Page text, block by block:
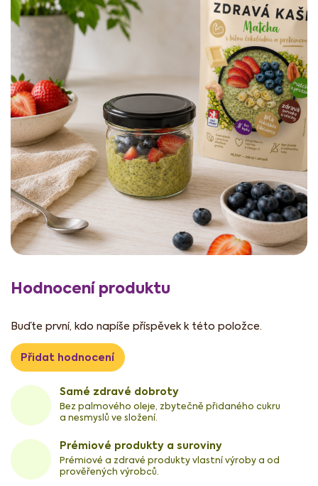
Samé zdravé dobroty
Bez palmového oleje, zbytečně přidaného cukru
a nesmyslů ve složení.
Prémiové produkty a suroviny
Prémiové a zdravé produkty vlastní výroby a od
prověřených výrobců.
Hodnocení produktu
Buďte první, kdo napíše příspěvek k této položce.
Přidat hodnocení